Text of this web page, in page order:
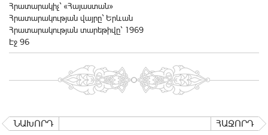
Հրատարակիչ` «Հայաստան»
Հրատարակության վայրը` Երևան
Հրատարակության տարեթիվը` 1969
Էջ 96
ՆԱԽՈՐԴ ՀԱՋՈՐԴ